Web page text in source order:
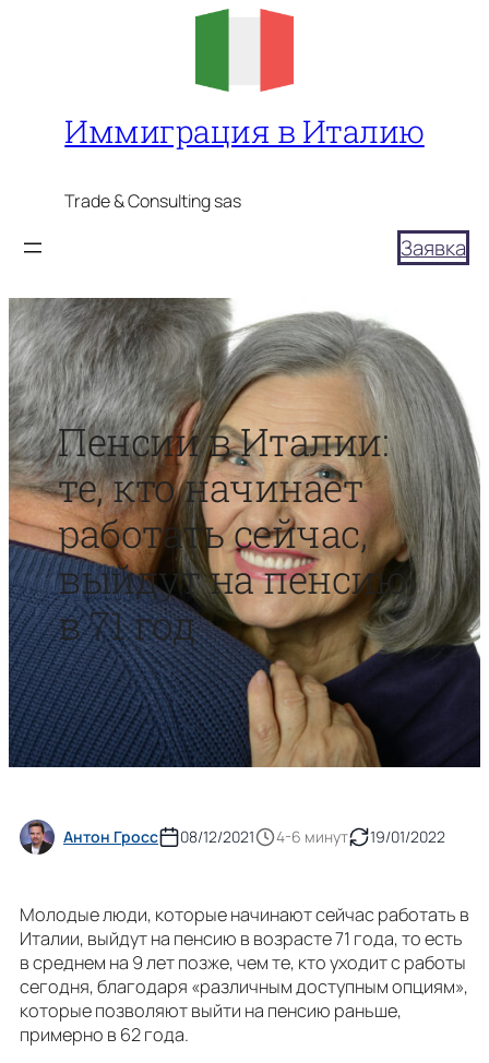
Иммиграция в Италию
Trade & Consulting sas
Заявка
Пенсии в Италии:
те, кто начинает
работать сейчас,
выйдут на пенсию
в 71 год
Антон Гросс 08/12/2021 4-6 минут 19/01/2022
Молодые люди, которые начинают сейчас работать в
Италии, выйдут на пенсию в возрасте 71 года, то есть
в среднем на 9 лет позже, чем те, кто уходит с работы
сегодня, благодаря «различным доступным опциям»,
которые позволяют выйти на пенсию раньше,
примерно в 62 года.